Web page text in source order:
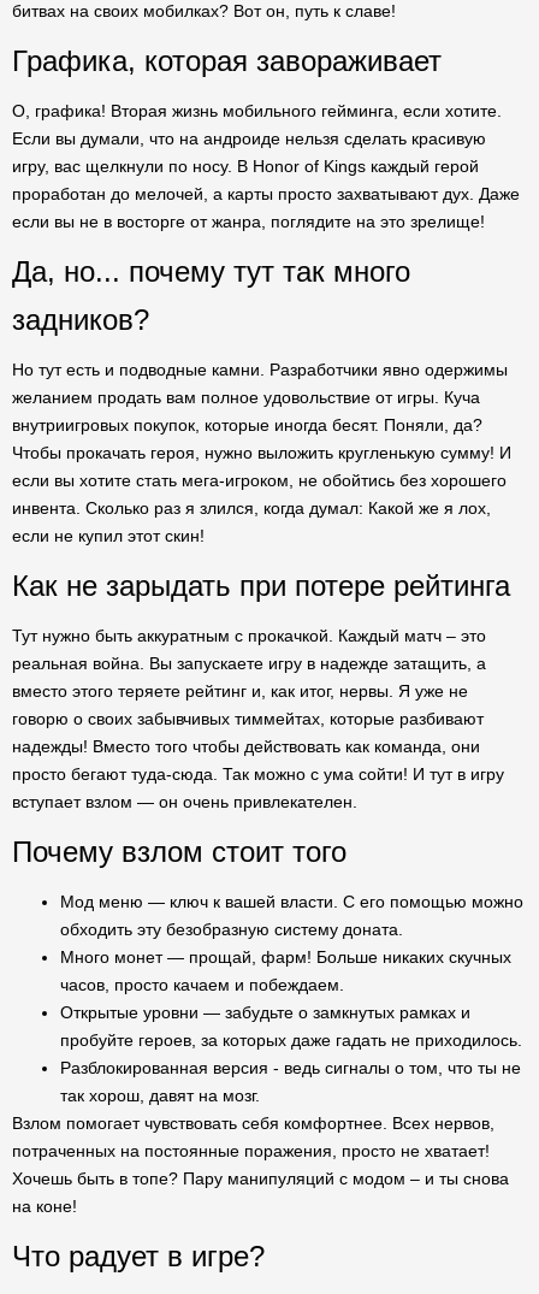
битвах на своих мобилках? Вот он, путь к славе!
Графика, которая завораживает
О, графика! Вторая жизнь мобильного гейминга, если хотите.
Если вы думали, что на андроиде нельзя сделать красивую
игру, вас щелкнули по носу. В Honor of Kings каждый герой
проработан до мелочей, а карты просто захватывают дух. Даже
если вы не в восторге от жанра, поглядите на это зрелище!
Да, но... почему тут так много
задников?
Но тут есть и подводные камни. Разработчики явно одержимы
желанием продать вам полное удовольствие от игры. Куча
внутриигровых покупок, которые иногда бесят. Поняли, да?
Чтобы прокачать героя, нужно выложить кругленькую сумму! И
если вы хотите стать мега-игроком, не обойтись без хорошего
инвента. Сколько раз я злился, когда думал: Какой же я лох,
если не купил этот скин!
Как не зарыдать при потере рейтинга
Тут нужно быть аккуратным с прокачкой. Каждый матч – это
реальная война. Вы запускаете игру в надежде затащить, а
вместо этого теряете рейтинг и, как итог, нервы. Я уже не
говорю о своих забывчивых тиммейтах, которые разбивают
надежды! Вместо того чтобы действовать как команда, они
просто бегают туда-сюда. Так можно с ума сойти! И тут в игру
вступает взлом — он очень привлекателен.
Почему взлом стоит того
Мод меню — ключ к вашей власти. С его помощью можно
обходить эту безобразную систему доната.
Много монет — прощай, фарм! Больше никаких скучных
часов, просто качаем и побеждаем.
Открытые уровни — забудьте о замкнутых рамках и
пробуйте героев, за которых даже гадать не приходилось.
Разблокированная версия - ведь сигналы о том, что ты не
так хорош, давят на мозг.
Взлом помогает чувствовать себя комфортнее. Всех нервов,
потраченных на постоянные поражения, просто не хватает!
Хочешь быть в топе? Пару манипуляций с модом – и ты снова
на коне!
Что радует в игре?